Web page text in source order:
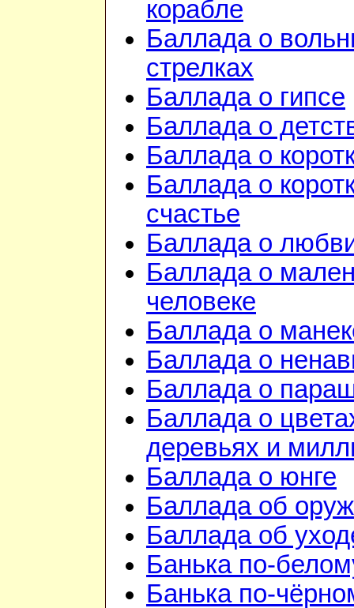
корабле
Баллада о
стрелках
Баллада о гипсе
Баллада о
Баллада о
Баллада о
счастье
Баллада о
Баллада о
человеке
Баллада о
Баллада о
Баллада о
Баллада о
деревьях и
Баллада о юнге
Баллада об
Баллада об
Банька по-
Банька по-